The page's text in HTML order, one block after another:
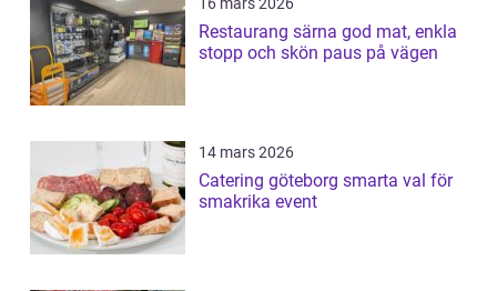
Restaurang särna god mat, enkla
stopp och skön paus på vägen
14 mars 2026
Catering göteborg smarta val för
smakrika event